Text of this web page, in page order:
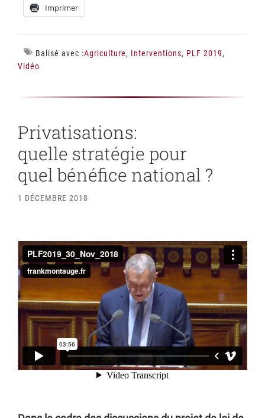
Imprimer
Balisé avec :Agriculture, Interventions, PLF 2019,
Vidéo
Privatisations:
quelle stratégie pour
quel bénéfice national ?
1 DÉCEMBRE 2018